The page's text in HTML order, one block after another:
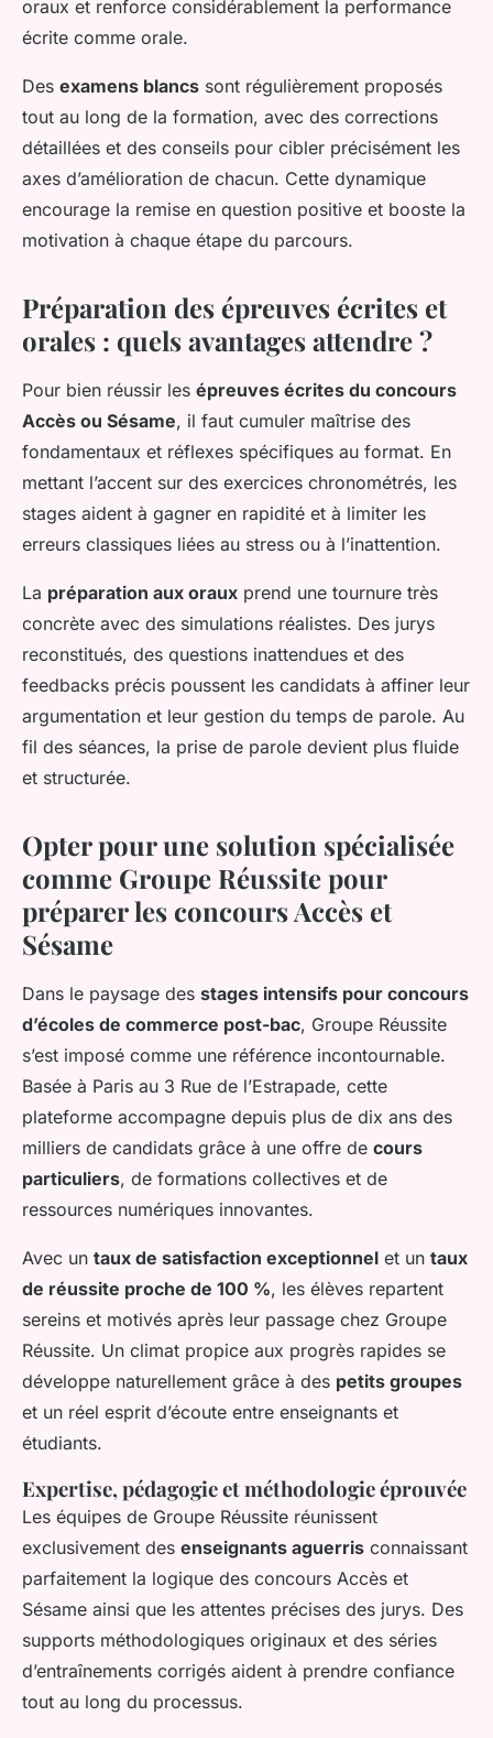
oraux et renforce considérablement la performance
écrite comme orale.
Des examens blancs sont régulièrement proposés
tout au long de la formation, avec des corrections
détaillées et des conseils pour cibler précisément les
axes d’amélioration de chacun. Cette dynamique
encourage la remise en question positive et booste la
motivation à chaque étape du parcours.
Préparation des épreuves écrites et
orales : quels avantages attendre ?
Pour bien réussir les épreuves écrites du concours
Accès ou Sésame, il faut cumuler maîtrise des
fondamentaux et réflexes spécifiques au format. En
mettant l’accent sur des exercices chronométrés, les
stages aident à gagner en rapidité et à limiter les
erreurs classiques liées au stress ou à l’inattention.
La préparation aux oraux prend une tournure très
concrète avec des simulations réalistes. Des jurys
reconstitués, des questions inattendues et des
feedbacks précis poussent les candidats à affiner leur
argumentation et leur gestion du temps de parole. Au
fil des séances, la prise de parole devient plus fluide
et structurée.
Opter pour une solution spécialisée
comme Groupe Réussite pour
préparer les concours Accès et
Sésame
Dans le paysage des stages intensifs pour concours
d’écoles de commerce post-bac, Groupe Réussite
s’est imposé comme une référence incontournable.
Basée à Paris au 3 Rue de l’Estrapade, cette
plateforme accompagne depuis plus de dix ans des
milliers de candidats grâce à une offre de cours
particuliers, de formations collectives et de
ressources numériques innovantes.
Avec un taux de satisfaction exceptionnel et un taux
de réussite proche de 100 %, les élèves repartent
sereins et motivés après leur passage chez Groupe
Réussite. Un climat propice aux progrès rapides se
développe naturellement grâce à des petits groupes
et un réel esprit d’écoute entre enseignants et
étudiants.
Expertise, pédagogie et méthodologie éprouvée
Les équipes de Groupe Réussite réunissent
exclusivement des enseignants aguerris connaissant
parfaitement la logique des concours Accès et
Sésame ainsi que les attentes précises des jurys. Des
supports méthodologiques originaux et des séries
d’entraînements corrigés aident à prendre confiance
tout au long du processus.